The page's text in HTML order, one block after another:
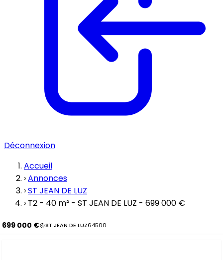
Déconnexion
Accueil
›Annonces
›ST JEAN DE LUZ
› T2 - 40 m² - ST JEAN DE LUZ - 699 000 €
699 000 € ST JEAN DE LUZ64500